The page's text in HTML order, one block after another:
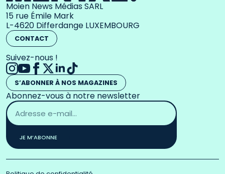
Moien News Médias SARL
15 rue Émile Mark
L-4620 Differdange LUXEMBOURG
CONTACT
Suivez-nous !
S’ABONNER À NOS MAGAZINES
Abonnez-vous à notre newsletter
Adresse
email
*
JE M’ABONNE